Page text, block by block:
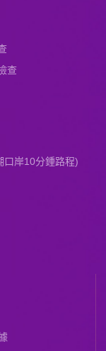
查
口岸10分鍾路程)